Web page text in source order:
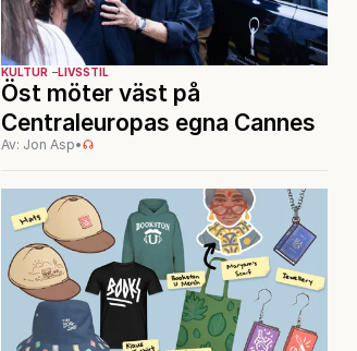
KULTUR LIVSSTIL
Öst möter väst på
Centraleuropas egna Cannes
Av: Jon Asp•